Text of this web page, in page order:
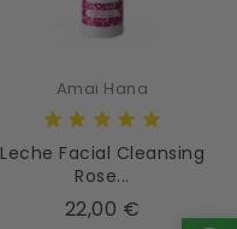
Amai Hana
Leche Facial Cleansing
Rose...
22,00 €